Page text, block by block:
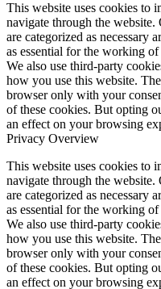
This website uses cookies to
navigate through the website.
are categorized as necessary
as essential for the working
We also use third-party
how you use this website.
browser only with your
of these cookies. But opting
an effect on your browsing
Privacy Overview
This website uses cookies to
navigate through the website.
are categorized as necessary
as essential for the working
We also use third-party
how you use this website.
browser only with your
of these cookies. But opting
an effect on your browsing